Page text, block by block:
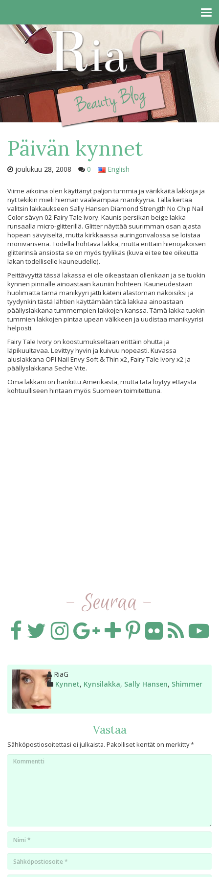
Päivän kynnet
joulukuu 28, 2008 0 English
Viime aikoina olen käyttänyt paljon tummia ja värikkäitä lakkoja ja
nyt tekikin mieli hieman vaaleampaa manikyyria. Tällä kertaa
valitsin lakkaukseen Sally Hansen Diamond Strength No Chip Nail
Color sävyn 02 Fairy Tale Ivory. Kaunis persikan beige lakka
runsaalla micro-glitterillä. Glitter näyttää suurimman osan ajasta
hopean sävyiseltä, mutta kirkkaassa auringonvalossa se loistaa
monivärisenä. Todella hohtava lakka, mutta erittäin hienojakoisen
glitterinsä ansiosta se on myös tyylikäs (kuva ei tee tee oikeutta
lakan todelliselle kauneudelle).
Peittävyyttä tässä lakassa ei ole oikeastaan ollenkaan ja se tuokin
kynnen pinnalle ainoastaan kauniin hohteen. Kauneudestaan
huolimatta tämä manikyyri jätti käteni alastoman näköisiksi ja
tyydynkin tästä lähtien käyttämään tätä lakkaa ainoastaan
päällyslakkana tummempien lakkojen kanssa. Tämä lakka tuokin
tummien lakkojen pintaa upean välkkeen ja uudistaa manikyyrisi
helposti.
Fairy Tale Ivory on koostumukseltaan erittäin ohutta ja
läpikuultavaa. Levittyy hyvin ja kuivuu nopeasti. Kuvassa
aluslakkana OPI Nail Envy Soft & Thin x2, Fairy Tale Ivory x2 ja
päällyslakkana Seche Vite.
Oma lakkani on hankittu Amerikasta, mutta tätä löytyy eBaysta
kohtuulliseen hintaan myös Suomeen toimitettuna.
- Seuraa -
Kirjoittaja
RiaG
Kategoriat
Kynnet, Kynsilakka, Sally Hansen, Shimmer
Vastaa
Sähköpostiosoitettasi ei julkaista. Pakolliset kentät on merkitty*
Kommentti